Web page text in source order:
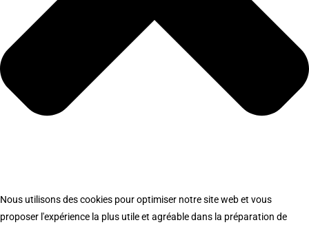
Nous utilisons des cookies pour optimiser notre site web et vous
proposer l'expérience la plus utile et agréable dans la préparation de